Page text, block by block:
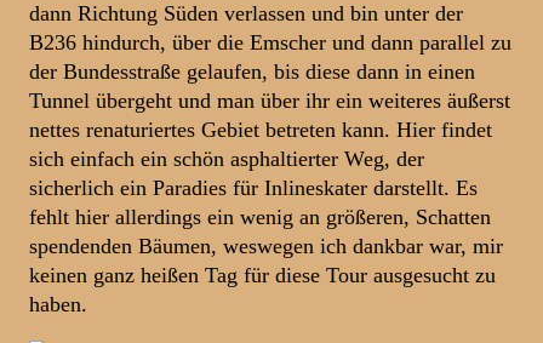
dann Richtung Süden verlassen und bin unter der
B236 hindurch, über die Emscher und dann parallel zu
der Bundesstraße gelaufen, bis diese dann in einen
Tunnel übergeht und man über ihr ein weiteres äußerst
nettes renaturiertes Gebiet betreten kann. Hier findet
sich einfach ein schön asphaltierter Weg, der
sicherlich ein Paradies für Inlineskater darstellt. Es
fehlt hier allerdings ein wenig an größeren, Schatten
spendenden Bäumen, weswegen ich dankbar war, mir
keinen ganz heißen Tag für diese Tour ausgesucht zu
haben.